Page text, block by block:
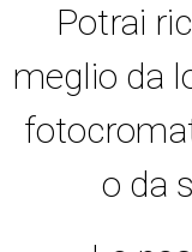
Potrai
meglio da
o da